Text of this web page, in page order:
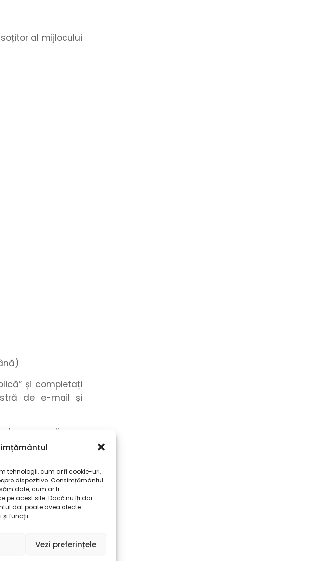
tehnologii, cum ar fi cookie-uri,
dispozitive. Consimțământul
date, cum ar fi
pe acest site. Dacă nu îți dai
dat poate avea afecte
și funcții.
Vezi preferințele
al mijlocului
și completați
de e-mail și
a realiza o
de export din
grafice,
târziu de data de
de publicare a
primite.
limită, în cazul